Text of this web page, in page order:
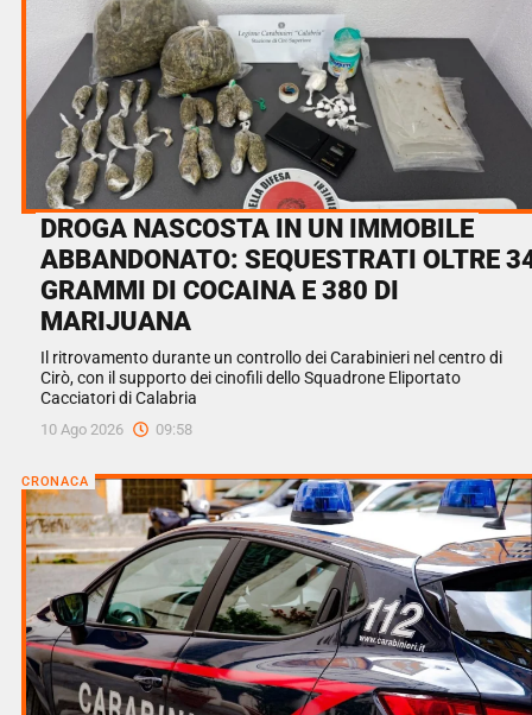
DROGA NASCOSTA IN UN IMMOBILE
ABBANDONATO: SEQUESTRATI OLTRE
GRAMMI DI COCAINA E 380 DI
MARIJUANA
Il ritrovamento durante un controllo dei Carabinieri nel centro di
Cirò, con il supporto dei cinofili dello Squadrone Eliportato
Cacciatori di Calabria
10 Ago 2026 09:58
CRONACA